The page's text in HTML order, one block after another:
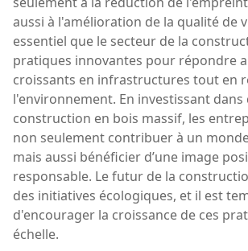
aussi à l'amélioration de la qualité de
essentiel que le secteur de la
pratiques innovantes pour répondre
croissants en infrastructures tout en
l'environnement. En investissant
construction en bois massif, les
non seulement contribuer à un
mais aussi bénéficier d’une image
responsable. Le futur de la
des initiatives écologiques, et il est
d'encourager la croissance de ces
échelle.